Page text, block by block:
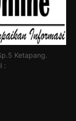
Ketapang.
: